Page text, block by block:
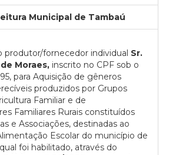
Municipal de Tambaú
produtor/fornecedor individual Sr.
Moraes, inscrito no CPF sob o
95, para Aquisição de gêneros
produzidos por Grupos
Familiar e de
Familiares Rurais constituídos
e Associações, destinadas ao
Escolar do município de
foi habilitado, através do